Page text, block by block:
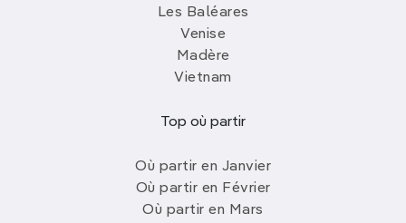
Les Baléares
Venise
Madère
Vietnam
Top où partir
Où partir en Janvier
Où partir en Février
Où partir en Mars